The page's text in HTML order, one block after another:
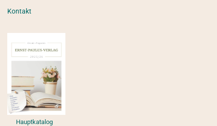
Kontakt
Hauptkatalog